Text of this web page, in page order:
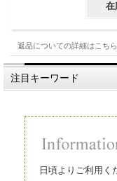
在
返品についての詳細はこちら
注目キーワード
日頃よりご利用く